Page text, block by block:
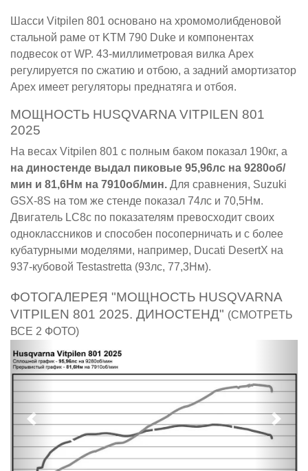
Шасси Vitpilen 801 основано на хромомолибденовой
стальной раме от KTM 790 Duke и компонентах
подвесок от WP. 43-миллиметровая вилка Apex
регулируется по сжатию и отбою, а задний амортизатор
Apex имеет регуляторы преднатяга и отбоя.
МОЩНОСТЬ HUSQVARNA VITPILEN 801
2025
На весах Vitpilen 801 с полным баком показал 190кг, а
на диностенде выдал пиковые 95,96лс на 9280об/
мин и 81,6Нм на 7910об/мин. Для сравнения, Suzuki
GSX-8S на том же стенде показал 74лс и 70,5Нм.
Двигатель LC8c по показателям превосходит своих
одноклассников и способен посоперничать и с более
кубатурными моделями, например, Ducati DesertX на
937-кубовой Testastretta (93лс, 77,3Нм).
ФОТОГАЛЕРЕЯ "МОЩНОСТЬ HUSQVARNA
VITPILEN 801 2025. ДИНОСТЕНД" (СМОТРЕТЬ
ВСЕ 2 ФОТО)
Предыдущий